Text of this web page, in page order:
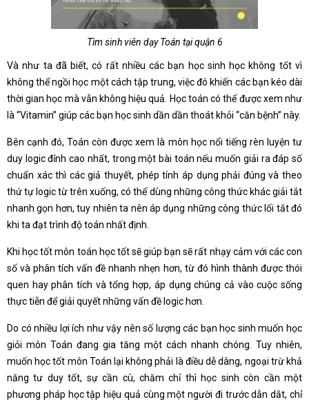
Tìm sinh viên dạy Toán tại quận 6
Và như ta đã biết, có rất nhiều các bạn học sinh học không tốt vì
không thể ngồi học một cách tập trung, việc đó khiến các bạn kéo dài
thời gian học mà vẫn không hiệu quả. Học toán có thể được xem như
là “Vitamin” giúp các bạn học sinh dần dần thoát khỏi “căn bệnh” này.
Bên cạnh đó, Toán còn được xem là môn học nổi tiếng rèn luyện tư
duy logic đỉnh cao nhất, trong một bài toán nếu muốn giải ra đáp số
chuẩn xác thì các giả thuyết, phép tính áp dụng phải đúng và theo
thứ tự logic từ trên xuống, có thể dùng những công thức khác giải tắt
nhanh gọn hơn, tuy nhiên ta nên áp dụng những công thức lối tắt đó
khi ta đạt trình độ toán nhất định.
Khi học tốt môn toán học tốt sẽ giúp bạn sẽ rất nhạy cảm với các con
số và phân tích vấn đề nhanh nhẹn hơn, từ đó hình thành được thói
quen hay phân tích và tổng hợp, áp dụng chúng cả vào cuộc sống
thực tiễn để giải quyết những vấn đề logic hơn.
Do có nhiều lợi ích như vậy nên số lượng các bạn học sinh muốn học
giỏi môn Toán đang gia tăng một cách nhanh chóng. Tuy nhiên,
muốn học tốt môn Toán lại không phải là điều dễ dàng, ngoại trừ khả
năng tư duy tốt, sự cần cù, chăm chỉ thì học sinh còn cần một
phương pháp học tập hiệu quả cùng một người đi trước dẫn dắt, chỉ